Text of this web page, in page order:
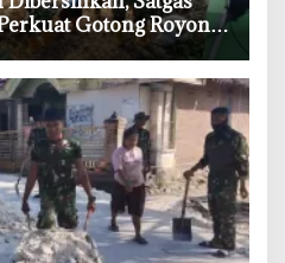
Gotong Royong